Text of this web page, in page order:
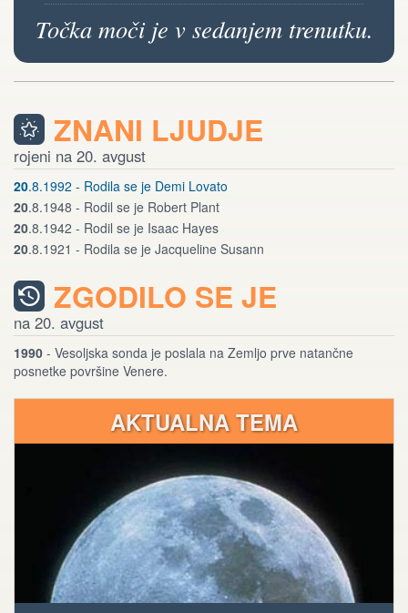
Točka moči je v sedanjem trenutku.
ZNANI LJUDJE
rojeni na 20. avgust
20.8.1992 - Rodila se je Demi Lovato
20.8.1948 - Rodil se je Robert Plant
20.8.1942 - Rodil se je Isaac Hayes
20.8.1921 - Rodila se je Jacqueline Susann
ZGODILO SE JE
na 20. avgust
1990 - Vesoljska sonda je poslala na Zemljo prve natančne
posnetke površine Venere.
AKTUALNA TEMA